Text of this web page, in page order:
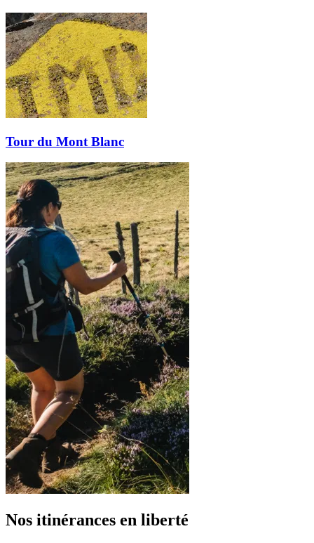
Tour du Mont Blanc
Nos itinérances en liberté